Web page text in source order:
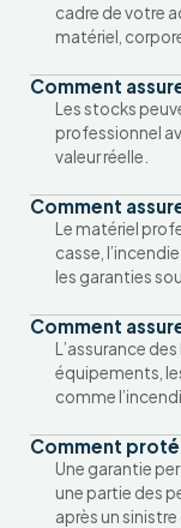
cadre de votre
matériel,
Comment
Les stocks
professionnel
valeur réelle.
Comment
Le matériel
casse,
les garanties
Comment
L’assurance
équipements,
comme
Comment
Une garantie
une partie des
après un sinistre